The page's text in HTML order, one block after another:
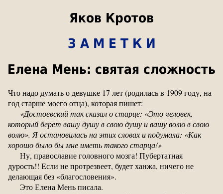
Яков Кротов
З А М Е Т К И
Елена Мень: святая сложность
Что надо думать о девушке 17 лет (родилась в 1909 году, на
год старше моего отца), которая пишет:
«Достоевский так сказал о старце: «Это человек,
который берет вашу душу в свою душу и вашу волю в свою
волю». Я остановилась на этих словах и подумала: «Как
хорошо было бы мне иметь такого старца!»
Ну, православие головного мозга! Пубертатная
дурость!! Если не протрезвеет, будет ханжа, ничего не
делающая без «благословения».
Это Елена Мень писала.